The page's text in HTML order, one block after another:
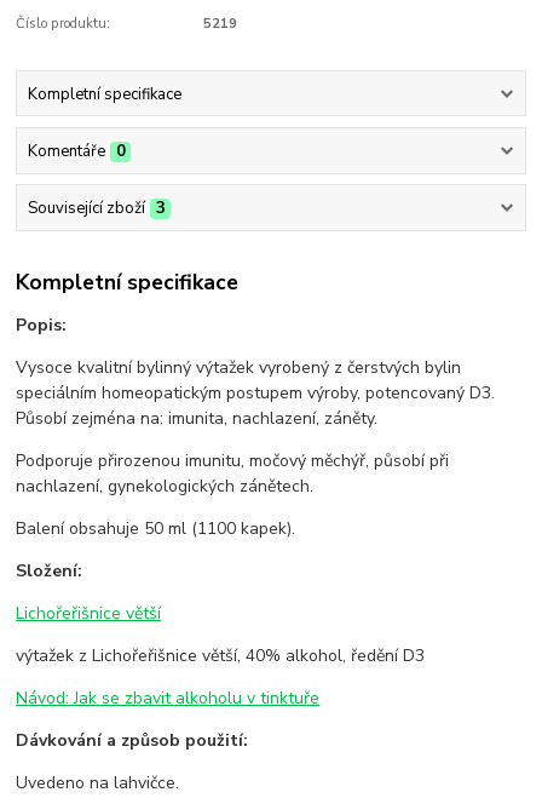
Číslo produktu: 5219
Kompletní specifikace
Komentáře 0
Související zboží 3
Kompletní specifikace
Popis:
Vysoce kvalitní bylinný výtažek vyrobený z čerstvých bylin
speciálním homeopatickým postupem výroby, potencovaný D3.
Působí zejména na: imunita, nachlazení, záněty.
Podporuje přirozenou imunitu, močový měchýř, působí při
nachlazení, gynekologických zánětech.
Balení obsahuje 50 ml (1100 kapek).
Složení:
Lichořeřišnice větší
výtažek z Lichořeřišnice větší, 40% alkohol, ředění D3
Návod: Jak se zbavit alkoholu v tinktuře
Dávkování a způsob použití:
Uvedeno na lahvičce.